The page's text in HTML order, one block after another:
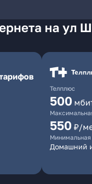
на ул
Телплюс
500
550 ₽/
Минимальная
Домашний